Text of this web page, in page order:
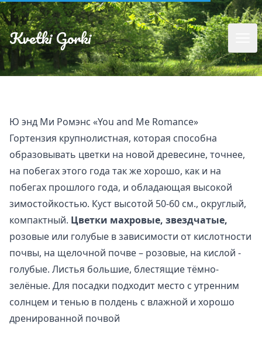
Kvetki Gorki
Ю энд Ми Ромэнс «You and Me Romance»
Гортензия крупнолистная, которая способна
образовывать цветки на новой древесине, точнее,
на побегах этого года так же хорошо, как и на
побегах прошлого года, и обладающая высокой
зимостойкостью. Куст высотой 50-60 см., округлый,
компактный. Цветки махровые, звездчатые,
розовые или голубые в зависимости от кислотности
почвы, на щелочной почве – розовые, на кислой -
голубые. Листья большие, блестящие тёмно-
зелёные. Для посадки подходит место с утренним
солнцем и тенью в полдень с влажной и хорошо
дренированной почвой